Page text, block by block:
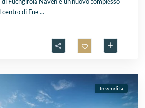
Fuengirola Naven è un nuovo complesso
centro di Fue...
In vendita